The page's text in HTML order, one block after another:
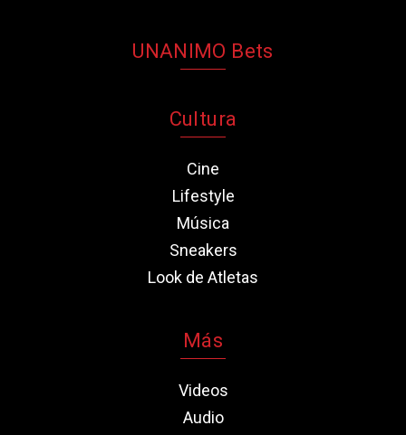
UNANIMO Bets
Cultura
Cine
Lifestyle
Música
Sneakers
Look de Atletas
Más
Videos
Audio